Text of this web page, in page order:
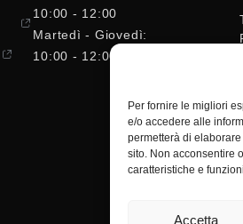
Per fornire le migliori
e/o accedere alle
permetterà di
sito. Non acconsentire
caratteristiche e
Accetta
10:00 - 12:00
Martedì - Giovedì:
10:00 - 12:00 / 14:30 - 16:30